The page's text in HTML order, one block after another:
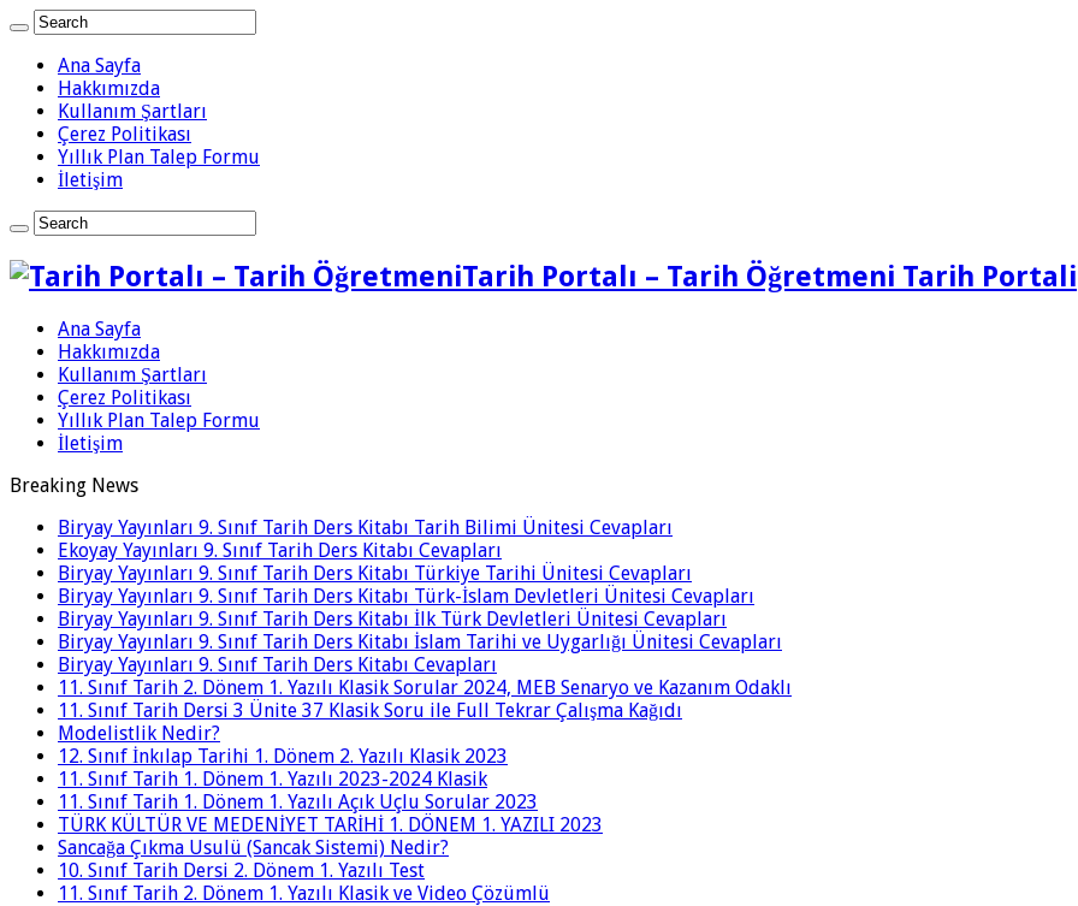
Ana Sayfa
Hakkımızda
Kullanım Şartları
Çerez Politikası
Yıllık Plan Talep Formu
İletişim
Tarih Portalı – Tarih Öğretmeni Tarih Portali
Ana Sayfa
Hakkımızda
Kullanım Şartları
Çerez Politikası
Yıllık Plan Talep Formu
İletişim
Breaking News
Biryay Yayınları 9. Sınıf Tarih Ders Kitabı Tarih Bilimi Ünitesi Cevapları
Ekoyay Yayınları 9. Sınıf Tarih Ders Kitabı Cevapları
Biryay Yayınları 9. Sınıf Tarih Ders Kitabı Türkiye Tarihi Ünitesi Cevapları
Biryay Yayınları 9. Sınıf Tarih Ders Kitabı Türk-İslam Devletleri Ünitesi Cevapları
Biryay Yayınları 9. Sınıf Tarih Ders Kitabı İlk Türk Devletleri Ünitesi Cevapları
Biryay Yayınları 9. Sınıf Tarih Ders Kitabı İslam Tarihi ve Uygarlığı Ünitesi Cevapları
Biryay Yayınları 9. Sınıf Tarih Ders Kitabı Cevapları
11. Sınıf Tarih 2. Dönem 1. Yazılı Klasik Sorular 2024, MEB Senaryo ve Kazanım Odaklı
11. Sınıf Tarih Dersi 3 Ünite 37 Klasik Soru ile Full Tekrar Çalışma Kağıdı
Modelistlik Nedir?
12. Sınıf İnkılap Tarihi 1. Dönem 2. Yazılı Klasik 2023
11. Sınıf Tarih 1. Dönem 1. Yazılı 2023-2024 Klasik
11. Sınıf Tarih 1. Dönem 1. Yazılı Açık Uçlu Sorular 2023
TÜRK KÜLTÜR VE MEDENİYET TARİHİ 1. DÖNEM 1. YAZILI 2023
Sancağa Çıkma Usulü (Sancak Sistemi) Nedir?
10. Sınıf Tarih Dersi 2. Dönem 1. Yazılı Test
11. Sınıf Tarih 2. Dönem 1. Yazılı Klasik ve Video Çözümlü